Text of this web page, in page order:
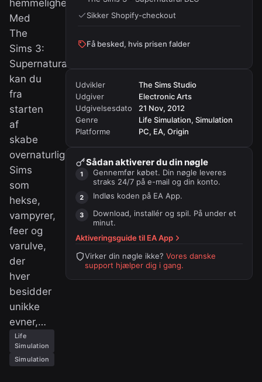
hemmeligheder.
Med
The
Sims 3:
Supernatural
kan du
fra
starten
af
skabe
overnaturlige
Sims
som
hekse,
vampyrer,
feer og
varulve,
der
hver
besidder
unikke
evner,…
Life
Simulation
Simulation
Sikker Shopify-checkout
Få besked, hvis prisen falder
Udvikler
The Sims Studio
Udgiver
Electronic Arts
Udgivelsesdato
21 Nov, 2012
Genre
Life Simulation, Simulation
Platforme
PC, EA, Origin
Sådan aktiverer du din nøgle
Gennemfør købet. Din nøgle leveres
straks 24/7 på e-mail og din konto.
Indløs koden på EA App.
Download, installér og spil. På under et
minut.
Aktiveringsguide til EA App
Virker din nøgle ikke? Vores danske
support hjælper dig i gang.